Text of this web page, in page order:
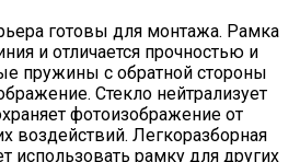
готовы для монтажа. Рамка
и отличается прочностью и
пружины с обратной стороны
Стекло нейтрализует
фотоизображение от
воздействий. Легкоразборная
использовать рамку для других